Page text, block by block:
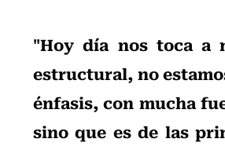
"Hoy día nos toca a
estructural, no
énfasis, con mucha
sino que es de las